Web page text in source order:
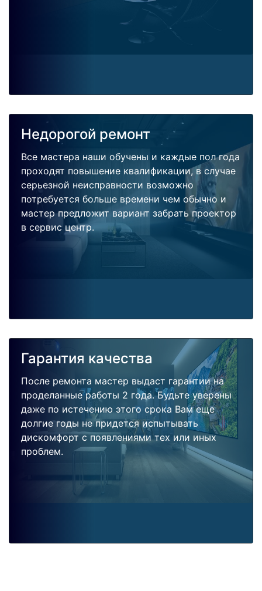
Недорогой ремонт
Все мастера наши обучены и каждые пол года
проходят повышение квалификации, в случае
серьезной неисправности возможно
потребуется больше времени чем обычно и
мастер предложит вариант забрать проектор
в сервис центр.
Гарантия качества
После ремонта мастер выдаст гарантии на
проделанные работы 2 года. Будьте уверены
даже по истечению этого срока Вам еще
долгие годы не придется испытывать
дискомфорт с появлениями тех или иных
проблем.